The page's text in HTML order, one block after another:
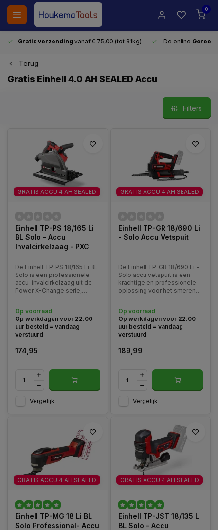
0
Gratis verzending vanaf € 75,00 (tot 31kg) De online
Terug
Gratis Einhell 4.0 AH SEALED Accu
Filters
GRATIS ACCU 4 AH SEALED
Einhell TP-PS 18/165 Li
BL Solo - Accu
Invalcirkelzaag - PXC
De Einhell TP-PS 18/165 Li BL
Solo is een professionele
accu-invalcirkelzaag uit de
Power X-Change serie,
hout.
Op voorraad
Op werkdagen voor 22.00
uur besteld = vandaag
verstuurd
174,95
Vergelijk
GRATIS ACCU 4 AH SEALED
Einhell TP-GR 18/690 Li
- Solo Accu Vetspuit
De Einhell TP-GR 18/690 Li -
Solo accu vetspuit is een
krachtige en professionele
oplossing voor het smeren
Op voorraad
Op werkdagen voor 22.00
uur besteld = vandaag
verstuurd
189,99
Vergelijk
GRATIS ACCU 4 AH SEALED
Einhell TP-MG 18 Li BL
Solo Professional- Accu
GRATIS ACCU 4 AH SEALED
Einhell TP-JST 18/135 Li
BL Solo - Accu